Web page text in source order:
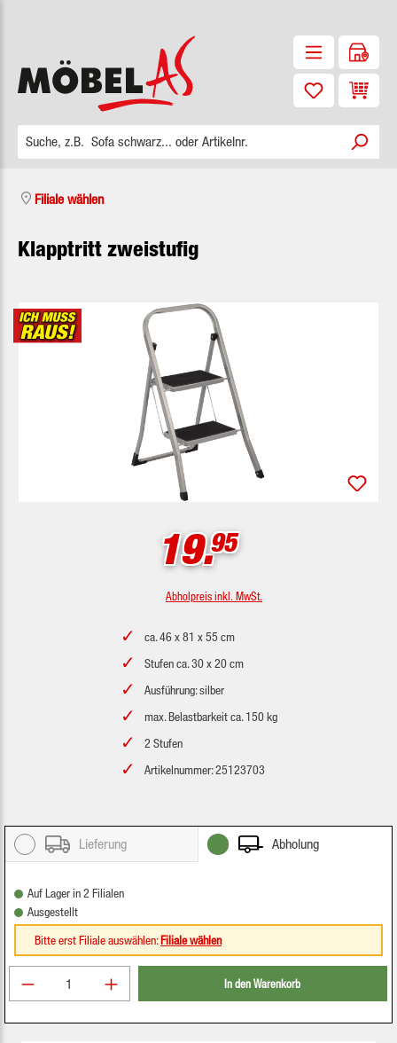
Filiale wählen
Klapptritt zweistufig
Bildergalerie überspringen
19.95
Abholpreis inkl. MwSt.
ca. 46 x 81 x 55 cm
Stufen ca. 30 x 20 cm
Ausführung: silber
max. Belastbarkeit ca. 150 kg
2 Stufen
Artikelnummer: 25123703
Lieferung Abholung
Auf Lager in 2 Filialen
Ausgestellt
Bitte erst Filiale auswählen:Filiale wählen
Produkt Anzahl: Gib den gewünschten Wert ein
In den Warenkorb